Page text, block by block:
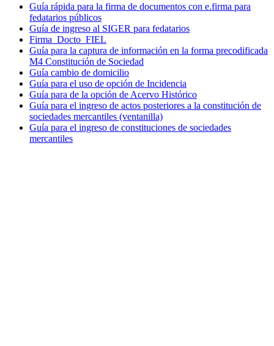
Guía rápida para la firma de documentos con e.firma para
fedatarios públicos
Guía de ingreso al SIGER para fedatarios
Firma_Docto_FIEL
Guía para la captura de información en la forma precodificada
M4 Constitución de Sociedad
Guía cambio de domicilio
Guía para el uso de opción de Incidencia
Guía para de la opción de Acervo Histórico
Guía para el ingreso de actos posteriores a la constitución de
sociedades mercantiles (ventanilla)
Guía para el ingreso de constituciones de sociedades
mercantiles